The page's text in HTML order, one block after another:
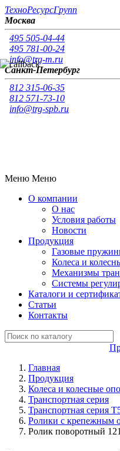
ТехноРесурсГрупп
Москва
495 505-04-44
495 781-00-24
info@trg-m.ru
Санкт-Петербург
812 315-06-35
812 571-73-10
info@trg-spb.ru
Меню Меню
О компании
О нас
Условия работы
Новости
Продукция
Газовые
Колеса и
Механизмы
Системы
Каталоги и
Статьи
Контакты
Главная
Продукция
Колеса и колесные
Транспортная серия
Транспортная серия
Ролики с крепежным
Ролик поворотный